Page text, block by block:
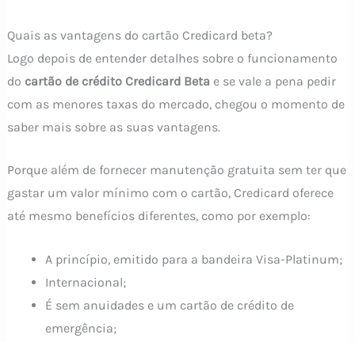
Quais as vantagens do cartão Credicard beta?
Logo depois de entender detalhes sobre o funcionamento
do cartão de crédito Credicard Beta e se vale a pena pedir
com as menores taxas do mercado, chegou o momento de
saber mais sobre as suas vantagens.
Porque além de fornecer manutenção gratuita sem ter que
gastar um valor mínimo com o cartão, Credicard oferece
até mesmo benefícios diferentes, como por exemplo:
A princípio, emitido para a bandeira Visa-Platinum;
Internacional;
É sem anuidades e um cartão de crédito de
emergência;